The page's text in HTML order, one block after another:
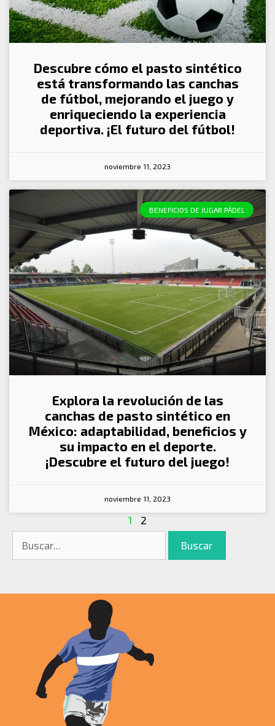
Descubre cómo el pasto sintético
está transformando las canchas
de fútbol, mejorando el juego y
enriqueciendo la experiencia
deportiva. ¡El futuro del fútbol!
noviembre 11, 2023
BENEFICIOS DE JUGAR PÁDEL
Explora la revolución de las
canchas de pasto sintético en
México: adaptabilidad, beneficios y
su impacto en el deporte.
¡Descubre el futuro del juego!
noviembre 11, 2023
1 2